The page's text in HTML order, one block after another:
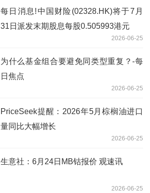
每日消息!中国财险(02328.HK)将于7月
31日派发末期股息每股0.505993港元
2026-06-25
为什么基金组合要避免同类型重复？-每
日焦点
2026-06-25
PriceSeek提醒：2026年5月棕榈油进口
量同比大幅增长
2026-06-25
生意社：6月24日MB钴报价 观速讯
2026-06-25